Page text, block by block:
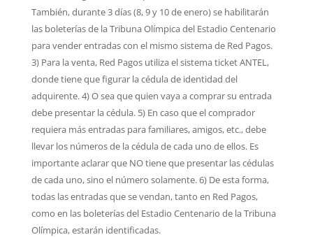
También, durante 3 días (8, 9 y 10 de enero) se habilitarán
las boleterías de la Tribuna Olímpica del Estadio Centenario
para vender entradas con el mismo sistema de Red Pagos.
3) Para la venta, Red Pagos utiliza el sistema ticket ANTEL,
donde tiene que figurar la cédula de identidad del
adquirente. 4) O sea que quien vaya a comprar su entrada
debe presentar la cédula. 5) En caso que el comprador
requiera más entradas para familiares, amigos, etc., debe
llevar los números de la cédula de cada uno de ellos. Es
importante aclarar que NO tiene que presentar las cédulas
de cada uno, sino el número solamente. 6) De esta forma,
todas las entradas que se vendan, tanto en Red Pagos,
como en las boleterías del Estadio Centenario de la Tribuna
Olímpica, estarán identificadas.